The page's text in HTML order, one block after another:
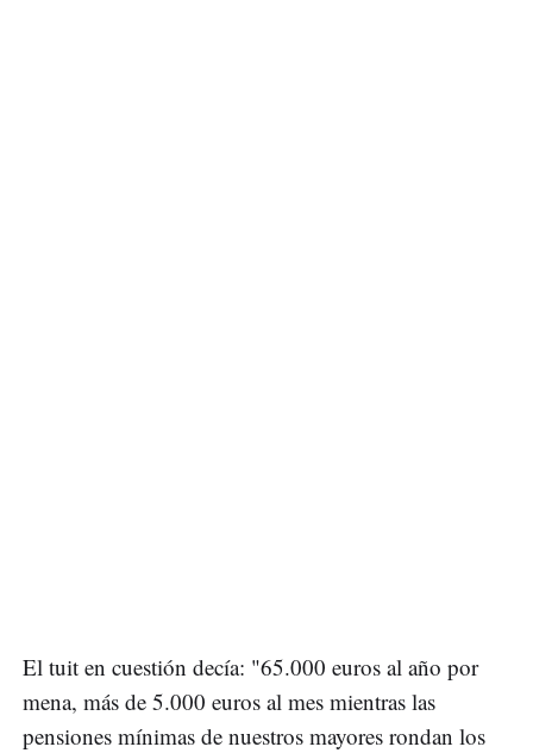
El tuit en cuestión decía: "65.000 euros al año por
mena, más de 5.000 euros al mes mientras las
pensiones mínimas de nuestros mayores rondan los